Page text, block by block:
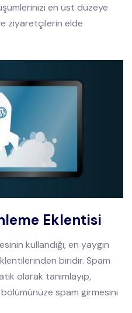
en üst düzeye
ziyaretçilerin elde
Eklentisi
kullandığı, en yaygın
biridir. Spam
olarak tanımlayıp,
spam girmesini